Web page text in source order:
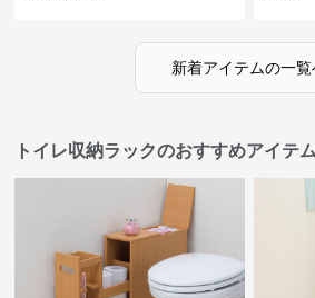
新着アイテムの一覧
トイレ収納ラックのおすすめアイテム